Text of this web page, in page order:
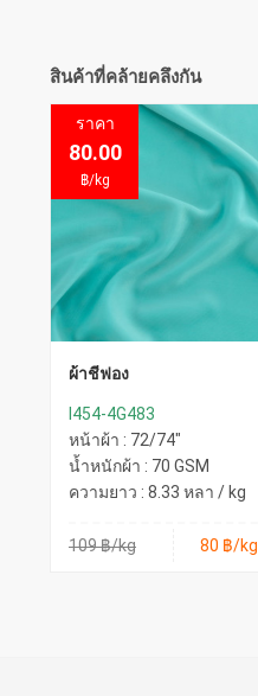
สินค้าที่คล้ายคลึงกัน
ราคา
80.00
฿/kg
ประหยัด
20.00
฿/kg
ผ้าชีฟอง
I454-4G483
หน้าผ้า : 72/74"
น้ำหนักผ้า : 70 GSM
ความยาว : 8.33 หลา / kg
109 ฿/kg 80 ฿/kg